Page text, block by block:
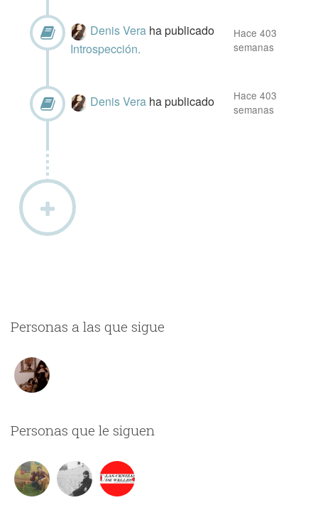
Denis Vera ha publicado
Introspección.
Hace 403
semanas
Denis Vera ha publicado
Hace 403
semanas
Personas a las que sigue
Personas que le siguen